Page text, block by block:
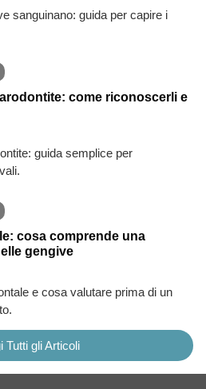
sanguinano: guida per capire i
come riconoscerli e
guida semplice per
cosa comprende una
gengive
e cosa valutare prima di un
Tutti gli Articoli